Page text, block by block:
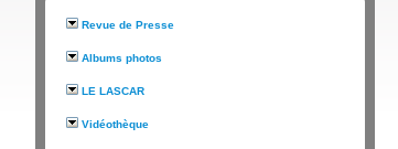
Revue de Presse
Albums photos
LE LASCAR
Vidéothèque